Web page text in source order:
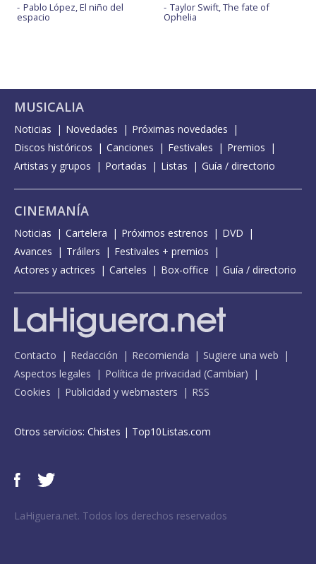
Pablo López, El niño del
espacio
Taylor Swift, The fate of
Ophelia
MUSICALIA
Noticias Novedades
Próximas novedades
Discos históricos
Canciones Festivales
Premios
Artistas y grupos
Portadas Listas Guía / directorio
CINEMANÍA
Noticias Cartelera Próximos estrenos
DVD
Avances
Tráilers
Festivales + premios
Actores y actrices
Carteles Box-office Guía / directorio
Contacto Redacción Recomienda
Sugiere una web
Aspectos legales
Política de privacidad (Cambiar)
Cookies
Publicidad y webmasters RSS
Otros servicios: Chistes | Top10Listas.com
LaHiguera.net. Todos los derechos reservados